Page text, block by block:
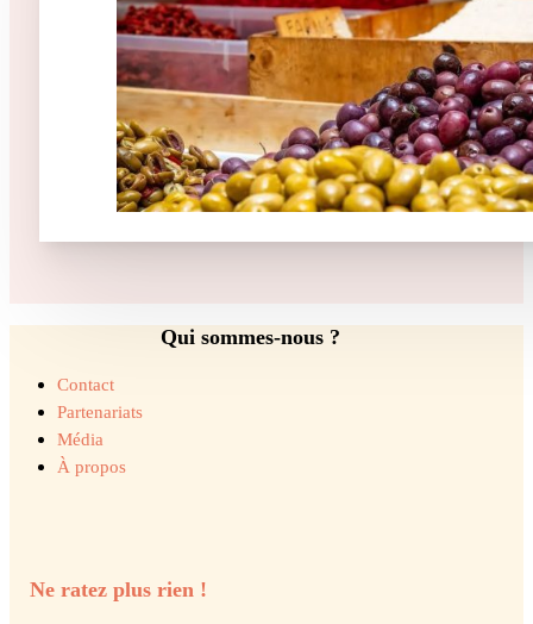
Qui sommes-nous ?
Contact
Partenariats
Média
À propos
Ne ratez plus rien !